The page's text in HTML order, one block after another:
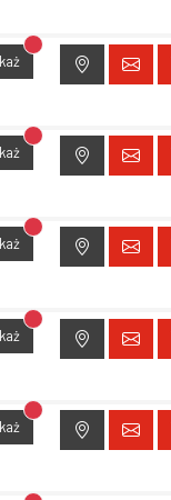
Brak dostępu do
Brak dostępu do
Brak dostępu do
Brak dostępu do
Brak dostępu do